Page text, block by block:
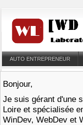
AUTO ENTREPRENEUR
Bonjour,
Je suis gérant d'une
Loire et spécialisée
WinDev, WebDev et